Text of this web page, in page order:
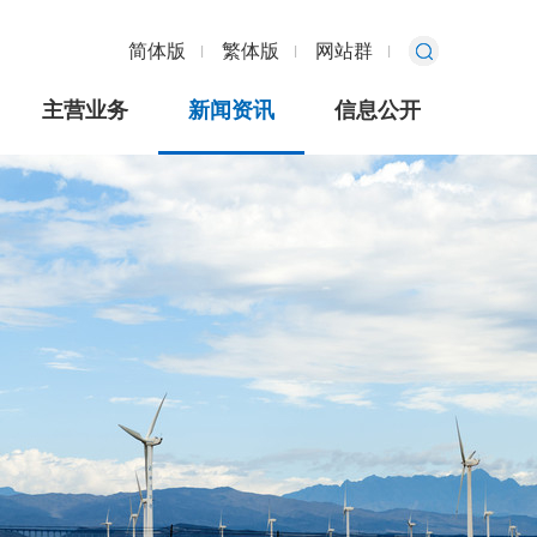
简体版 繁体版 网站群
主营业务 新闻资讯 信息公开